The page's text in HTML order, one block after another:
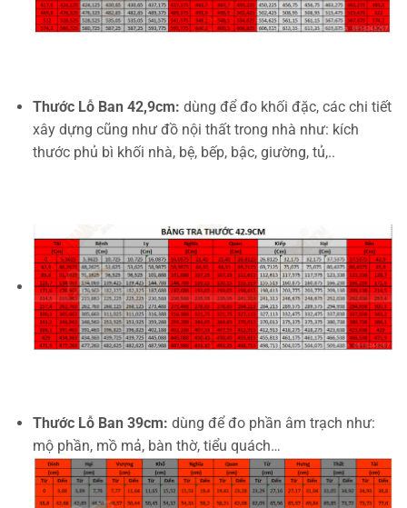
Thước Lỗ Ban 42,9cm: dùng để đo khối đặc, các chi tiết
xây dựng cũng như đồ nội thất trong nhà như: kích
thước phủ bì khối nhà, bệ, bếp, bậc, giường, tủ,..
Thước Lỗ Ban 39cm: dùng để đo phần âm trạch như:
mộ phần, mồ mả, bàn thờ, tiểu quách…